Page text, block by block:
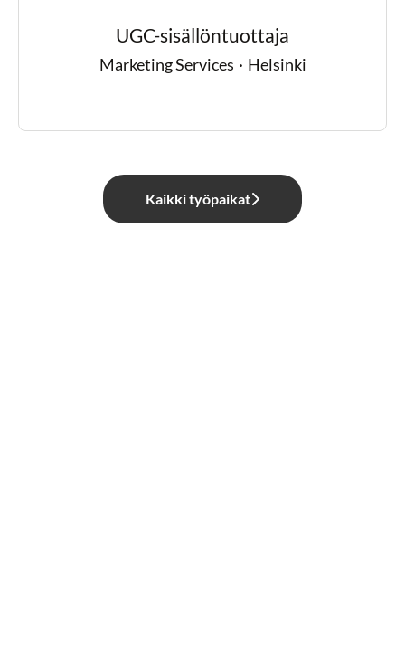
UGC-sisällöntuottaja
Marketing Services · Helsinki
Kaikki työpaikat